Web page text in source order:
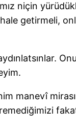
niçin
getirmeli,
manevî